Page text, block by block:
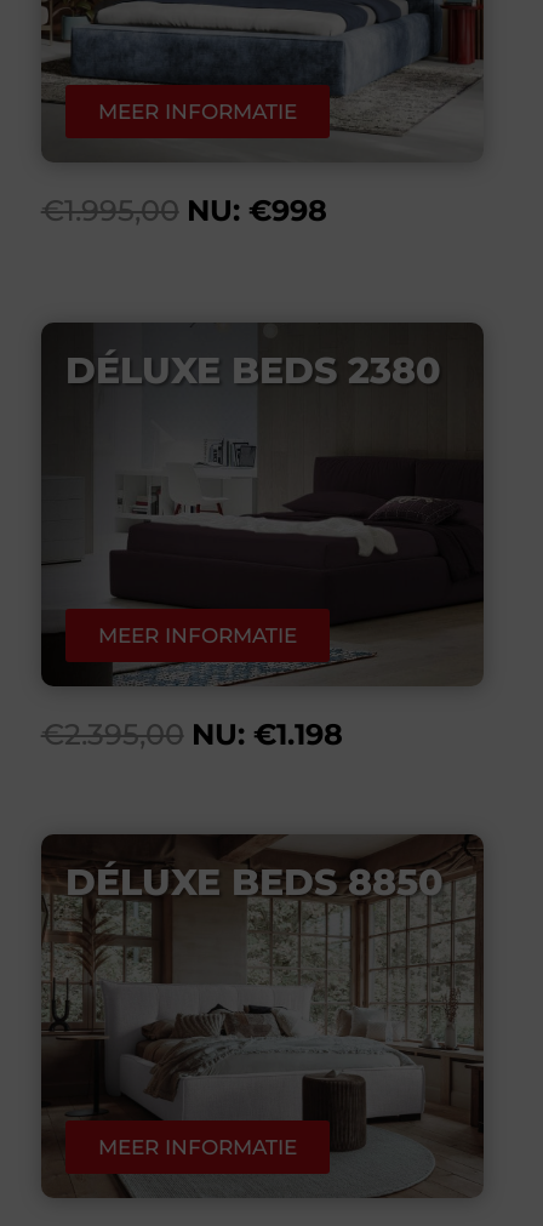
MEER INFORMATIE
€1.995,00 NU: €998
DÉLUXE BEDS 2380
MEER INFORMATIE
€2.395,00 NU: €1.198
DÉLUXE BEDS 8850
MEER INFORMATIE